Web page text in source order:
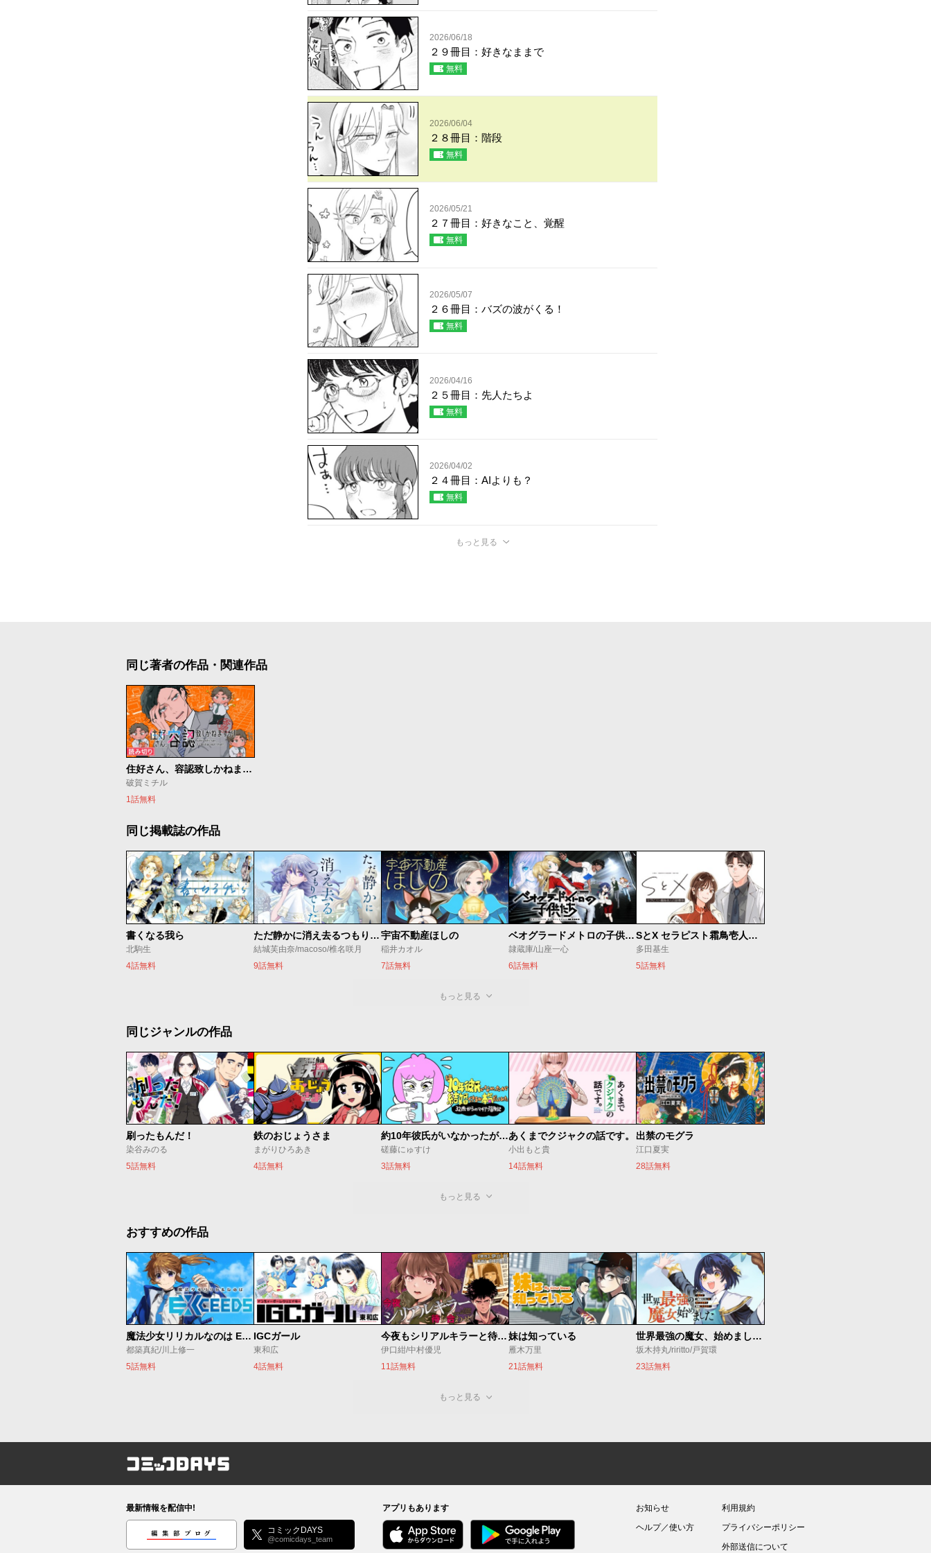
2026/06/18
２９冊目：好きなままで
無料
2026/06/04
２８冊目：階段
無料
2026/05/21
２７冊目：好きなこと、覚醒
無料
2026/05/07
２６冊目：バズの波がくる！
無料
2026/04/16
２５冊目：先人たちよ
無料
2026/04/02
２４冊目：AIよりも？
無料
もっと見る
同じ著者の作品・関連作品
住好さん、容認致しかねますが！
破賀ミチル
1話無料
同じ掲載誌の作品
書くなる我ら
北駒生
4話無料
ただ静かに消え去るつもりでした
結城芙由奈/macoso/椎名咲月
9話無料
宇宙不動産ほしの
稲井カオル
7話無料
ベオグラードメトロの子供たち
隷蔵庫/山座一心
6話無料
SとX セラピスト霜鳥壱人の診察室
多田基生
5話無料
もっと見る
同じジャンルの作品
刷ったもんだ！
染谷みのる
5話無料
鉄のおじょうさま
まがりひろあき
4話無料
約10年彼氏がいなかったが結婚できるか本気出してみた 32歳からのマチアプ冒険記
磋藤にゅすけ
3話無料
あくまでクジャクの話です。
小出もと貴
14話無料
出禁のモグラ
江口夏実
28話無料
もっと見る
おすすめの作品
魔法少女リリカルなのは EXCEEDS
都築真紀/川上修一
5話無料
IGCガール
東和広
4話無料
今夜もシリアルキラーと待ち合わせ
伊口紺/中村優児
11話無料
妹は知っている
雁木万里
21話無料
世界最強の魔女、始めました ～私だけ『攻略サイト』を見れる世界で自由に生きます～
坂木持丸/riritto/戸賀環
23話無料
もっと見る
コミックDAYS
最新情報を配信中!
編集部ブログ コミックDAYS
@comicdays_team
アプリもあります
お知らせ
ヘルプ／使い方
利用規約
プライバシーポリシー
外部送信について